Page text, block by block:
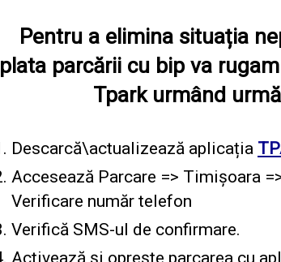
Pentru a elimina situația
plata parcării cu bip va
Tpark urmând
Descarcă\actualizează aplicația
Accesează Parcare => Timișoara
Verificare număr telefon
Verifică SMS-ul de confirmare.
Activează și oprește parcarea cu